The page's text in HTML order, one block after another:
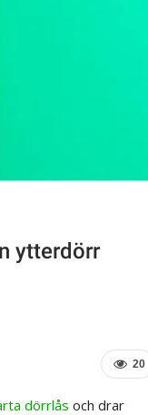
ytterdörr
20
dörrlås och drar